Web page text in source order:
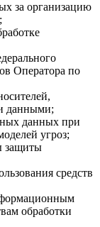
за организацию
Оператора по
данными;
данных при
угроз;
защиты
средств
обработки